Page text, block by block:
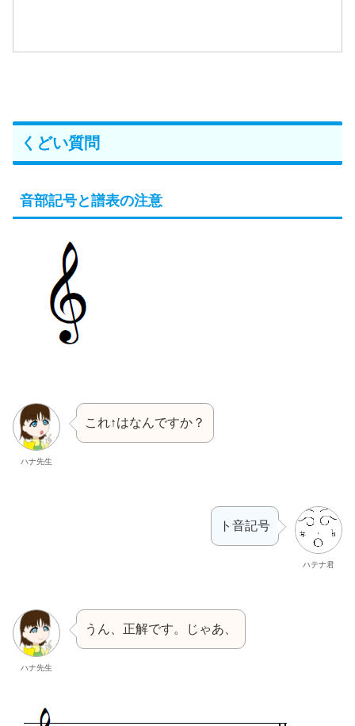
くどい質問
音部記号と譜表の注意
ハナ先生
これ↑はなんですか？
ハテナ君
ト音記号
ハナ先生
うん、正解です。じゃあ、